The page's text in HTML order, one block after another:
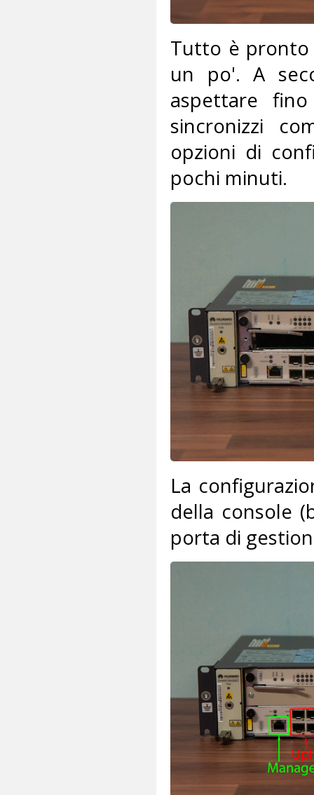
Tutto è pronto
un po'. A
aspettare
sincronizzi
opzioni di
pochi minuti.
La
della console
porta di